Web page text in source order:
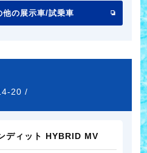
他の展示車/試乗車
20 /
ディット HYBRID MV